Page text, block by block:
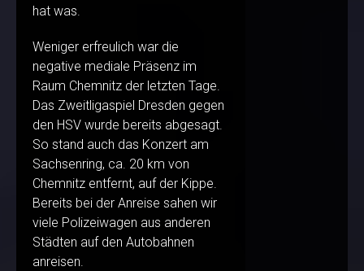
hat was.
Weniger erfreulich war die
negative mediale Präsenz im
Raum Chemnitz der letzten Tage.
Das Zweitligaspiel Dresden gegen
den HSV wurde bereits abgesagt.
So stand auch das Konzert am
Sachsenring, ca. 20 km von
Chemnitz entfernt, auf der Kippe.
Bereits bei der Anreise sahen wir
viele Polizeiwagen aus anderen
Städten auf den Autobahnen
anreisen.